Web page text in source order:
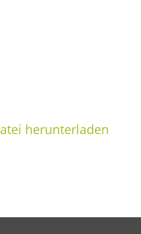
herunterladen